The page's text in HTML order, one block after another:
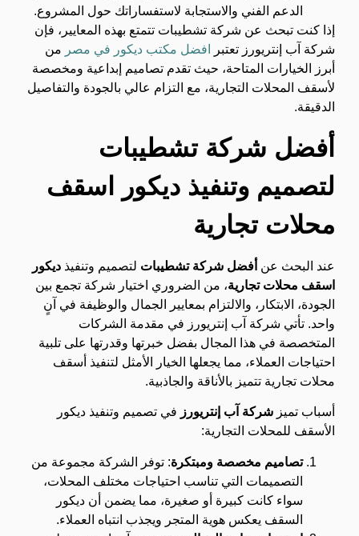
الدعم الفني والاستجابة لاستفساراتك حول المشروع.
إذا كنت تبحث عن شركة تشطيبات تتمتع بهذه المعايير، فإن
شركة آب إنتريورز تعتبر
افضل مكتب ديكور في مصر من
أبرز الخيارات المتاحة، حيث تقدم تصاميم إبداعية ومخصصة
لأسقف المحلات التجارية، مع التزام عالي بالجودة والتفاصيل
الدقيقة.
أفضل شركة تشطيبات
لتصميم وتنفيذ ديكور اسقف
محلات تجارية
عند البحث عن أفضل شركة تشطيبات لتصميم وتنفيذ ديكور
اسقف محلات تجارية، من الضروري اختيار شركة تجمع بين
الجودة، الابتكار، والالتزام بمعايير الجمال والوظيفة في آنٍ
واحد. تأتي شركة آب إنتريورز في مقدمة الشركات
المتخصصة في هذا المجال بفضل خبرتها وقدرتها على تلبية
احتياجات العملاء، مما يجعلها الخيار الأمثل لتنفيذ أسقف
محلات تجارية تتميز بالأناقة والجاذبية.
أسباب تميز شركة آب إنتريورز في تصميم وتنفيذ ديكور
الأسقف للمحلات التجارية:
تصاميم مخصصة ومبتكرة: توفر الشركة مجموعة من
التصميمات التي تناسب احتياجات مختلف المحلات،
سواء كانت كبيرة أو صغيرة، مما يضمن أن ديكور
السقف يعكس هوية المتجر ويجذب انتباه العملاء.